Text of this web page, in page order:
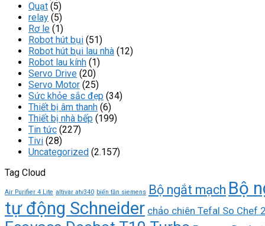
Quạt (5)
relay (5)
Rơ le (1)
Robot hút bụi (51)
Robot hút bụi lau nhà (12)
Robot lau kính (1)
Servo Drive (20)
Servo Motor (25)
Sức khỏe sắc đẹp (34)
Thiết bị âm thanh (6)
Thiết bị nhà bếp (199)
Tin tức (227)
Tivi (28)
Uncategorized (2.157)
Tag Cloud
Air Purifier 4 Lite altivar atv340 biến tần siemens Bộ ngắt mạch Bộ
tự động Schneider chảo chiên Tefal So Chef